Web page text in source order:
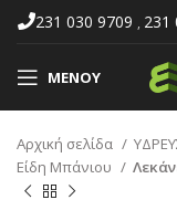
231 030 9709 , 231
ΜΕΝΟΎ
Αρχική σελίδα
Είδη Μπάνιου